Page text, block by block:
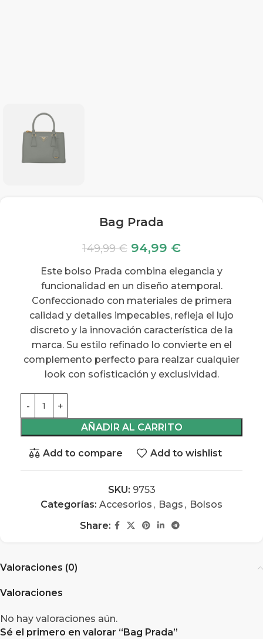
Bag Prada
149,99€ 94,99 €
Este bolso Prada combina elegancia y
funcionalidad en un diseño atemporal.
Confeccionado con materiales de primera
calidad y detalles impecables, refleja el lujo
discreto y la innovación característica de la
marca. Su estilo refinado lo convierte en el
complemento perfecto para realzar cualquier
look con sofisticación y exclusividad.
AÑADIR AL CARRITO
Add to compare Add to wishlist
SKU: 9753
Categorías: Accesorios , Bags , Bolsos
Share:
Valoraciones (0)
Valoraciones
No hay valoraciones aún.
Sé el primero en valorar “ Bag Prada”